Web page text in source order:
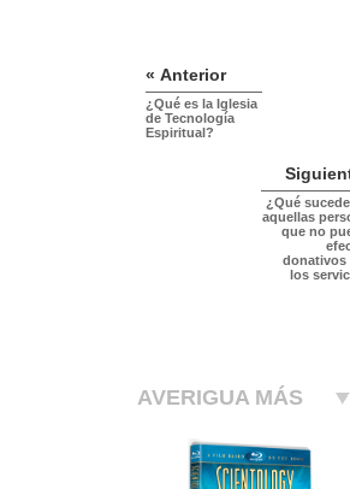
« Anterior
¿Qué es la Iglesia
de Tecnología
Espiritual?
¿Qué
aquellas
que no
donativos
los
AVERIGUA MÁS